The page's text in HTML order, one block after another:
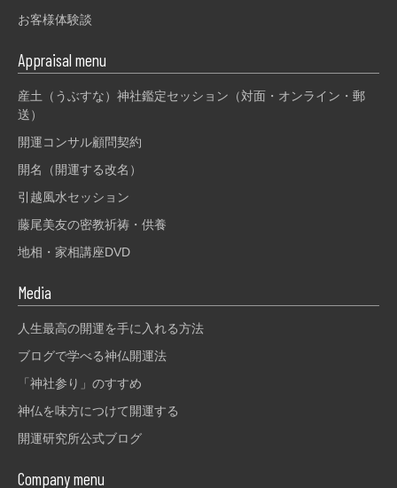
お客様体験談
Appraisal menu
産土（うぶすな）神社鑑定セッション（対面・オンライン・郵
送）
開運コンサル顧問契約
開名（開運する改名）
引越風水セッション
藤尾美友の密教祈祷・供養
地相・家相講座DVD
Media
人生最高の開運を手に入れる方法
ブログで学べる神仏開運法
「神社参り」のすすめ
神仏を味方につけて開運する
開運研究所公式ブログ
Company menu